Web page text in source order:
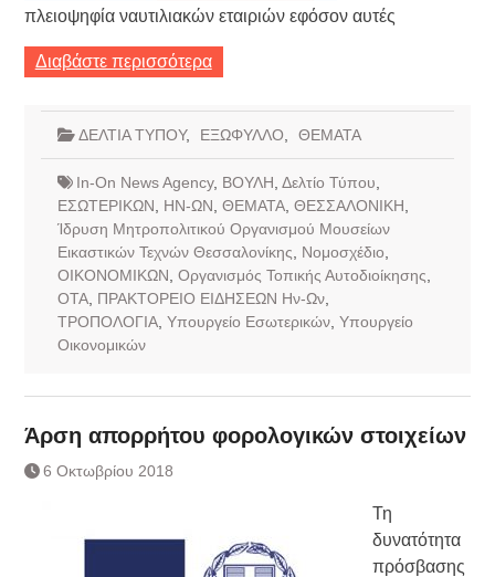
πλειοψηφία ναυτιλιακών εταιριών εφόσον αυτές
Διαβάστε περισσότερα
ΔΕΛΤΙΑ ΤΥΠΟΥ, ΕΞΩΦΥΛΛΟ ΘΕΜΑΤΑ
In-On News Agency, ΒΟΥΛΗ Δελτίο Τύπου
ΕΣΩΤΕΡΙΚΩΝ
ΗΝ-ΩΝ ΘΕΜΑΤΑ, ΘΕΣΣΑΛΟΝΙΚΗ
Ίδρυση Μητροπολιτικού Οργανισμού Μουσείων
Εικαστικών Τεχνών Θεσσαλονίκης
Νομοσχέδιο
ΟΙΚΟΝΟΜΙΚΩΝ Οργανισμός Τοπικής Αυτοδιοίκησης
ΟΤΑ, ΠΡΑΚΤΟΡΕΙΟ ΕΙΔΗΣΕΩΝ Ην-Ων,
ΤΡΟΠΟΛΟΓΙΑ, Υπουργείο Εσωτερικών, Υπουργείο
Οικονομικών
Άρση απορρήτου φορολογικών στοιχείων
6 Οκτωβρίου 2018
Τη
δυνατότητα
πρόσβασης